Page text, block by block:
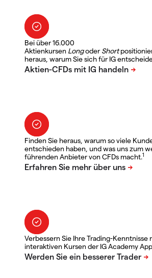
Bei über 16.000
Aktienkursen LongoderShort
heraus, warum Sie sich für IG
Finden Sie heraus, warum so viele
entschieden haben, und was uns zum
führenden Anbieter von CFDs macht.1
Verbessern Sie Ihre Trading-Kenntnisse
interaktiven Kursen der IG Academy